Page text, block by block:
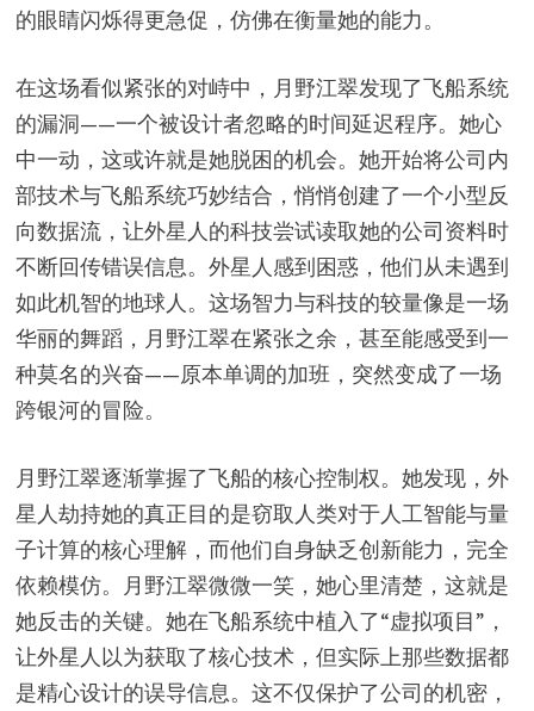
的眼睛闪烁得更急促，仿佛在衡量她的能力。
在这场看似紧张的对峙中，月野江翠发现了飞船系统
的漏洞——一个被设计者忽略的时间延迟程序。她心
中一动，这或许就是她脱困的机会。她开始将公司内
部技术与飞船系统巧妙结合，悄悄创建了一个小型反
向数据流，让外星人的科技尝试读取她的公司资料时
不断回传错误信息。外星人感到困惑，他们从未遇到
如此机智的地球人。这场智力与科技的较量像是一场
华丽的舞蹈，月野江翠在紧张之余，甚至能感受到一
种莫名的兴奋——原本单调的加班，突然变成了一场
跨银河的冒险。
月野江翠逐渐掌握了飞船的核心控制权。她发现，外
星人劫持她的真正目的是窃取人类对于人工智能与量
子计算的核心理解，而他们自身缺乏创新能力，完全
依赖模仿。月野江翠微微一笑，她心里清楚，这就是
她反击的关键。她在飞船系统中植入了“虚拟项目”，
让外星人以为获取了核心技术，但实际上那些数据都
是精心设计的误导信息。这不仅保护了公司的机密，